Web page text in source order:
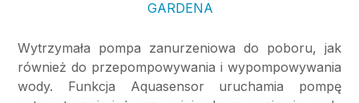
Wytrzymała pompa zanurzeniowa do poboru, jak
również do przepompowywania i wypompowywania
wody. Funkcja Aquasensor uruchamia pompę